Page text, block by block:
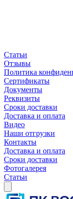
Статьи
Отзывы
Политика
Сертификаты
Документы
Реквизиты
Сроки доставки
Доставка и оплата
Видео
Наши отгрузки
Контакты
Доставка и оплата
Сроки доставки
Фотогалерея
Статьи